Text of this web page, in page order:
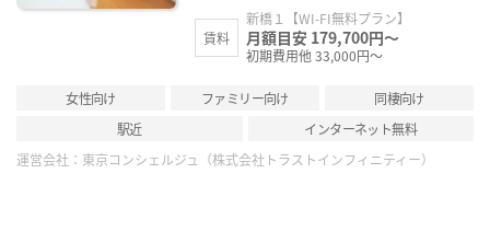
賃料
新橋１【WI-FI無料プラン】
月額目安 179,700円～
初期費用他 33,000円～
女性向け ファミリー向け
同棲向け
駅近
インターネット無料
運営会社： 東京コンシェルジュ（株式会社トラストインフィニティー）